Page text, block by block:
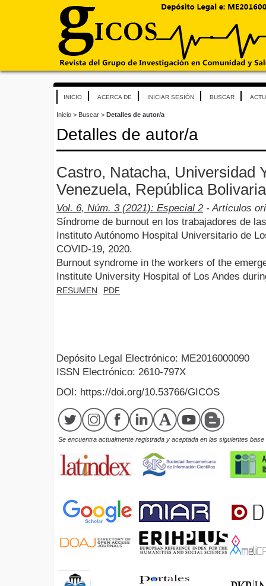
INICIO ACERCA DE INICIAR SESIÓN BUSCAR
Inicio > Buscar > Detalles de autor/a
Detalles de autor/a
Castro, Natacha, Universidad
Venezuela, República
Vol. 6, Núm. 3 (2021): Especial 2- Artículos
Síndrome de burnout en los trabajadores de
Instituto Autónomo Hospital Universitario de
COVID-19, 2020.
Burnout syndrome in the workers of the
Institute University Hospital of Los Andes
RESUMEN PDF
Depósito Legal Electrónico: ME2016000090
ISSN Electrónico: 2610-797X
DOI: https://doi.org/10.53766/GICOS
Se encuentra actualmente registrada y aceptada en las siguientes